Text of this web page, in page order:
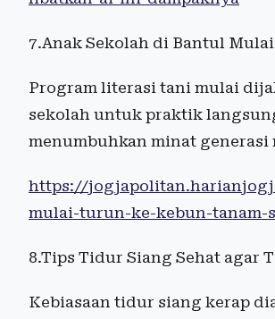
7.Anak Sekolah di Bantul
Program literasi tani mulai
sekolah untuk praktik
menumbuhkan minat
https://
mulai-turun-ke-kebun-tanam-
8.Tips Tidur Siang Sehat agar
Kebiasaan tidur siang kerap